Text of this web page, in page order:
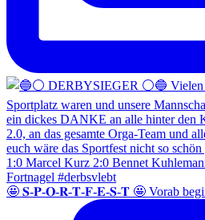
🤩 𝐒-𝐏-𝐎-𝐑-𝐓-𝐅-𝐄-𝐒-𝐓 🤩 Vorab